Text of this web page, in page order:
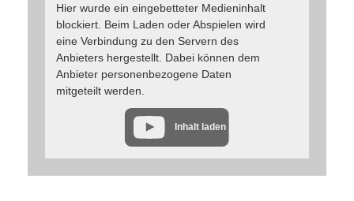
Hier wurde ein eingebetteter Medieninhalt
blockiert. Beim Laden oder Abspielen wird
eine Verbindung zu den Servern des
Anbieters hergestellt. Dabei können dem
Anbieter personenbezogene Daten
mitgeteilt werden.
Inhalt laden